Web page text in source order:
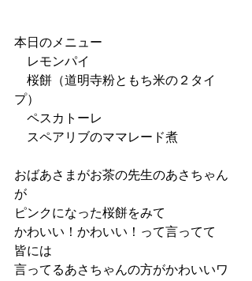
本日のメニュー
レモンパイ
桜餅（道明寺粉ともち米の２タイ
プ）
ペスカトーレ
スペアリブのママレード煮
おばあさまがお茶の先生のあさちゃん
が
ピンクになった桜餅をみて
かわいい！かわいい！って言ってて
皆には
言ってるあさちゃんの方がかわいいワ